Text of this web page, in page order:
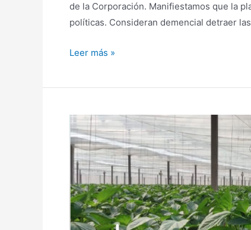
de la Corporación. Manifiestamos que la
políticas. Consideran demencial detraer
Leer más »